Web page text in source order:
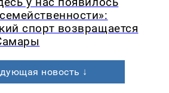
спорт возвращается
новость ↓